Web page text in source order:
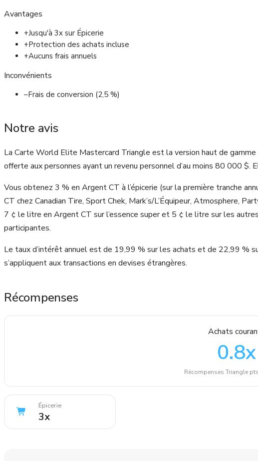
Avantages
+Jusqu'à 3x sur Épicerie
+Protection des achats incluse
+Aucuns frais annuels
Inconvénients
–Frais de conversion (2,5 %)
Notre avis
La Carte World Elite Mastercard Triangle est la version haut de
offerte aux personnes ayant un revenu personnel d’au moins 80 000 $.
Vous obtenez 3 % en Argent CT à l’épicerie (sur la première tranche
CT chez Canadian Tire, Sport Chek, Mark’s/L’Équipeur, Atmosphere,
7 ¢ le litre en Argent CT sur l’essence super et 5 ¢ le litre sur les
participantes.
Le taux d’intérêt annuel est de 19,99 % sur les achats et de 22,99 %
s’appliquent aux transactions en devises étrangères.
Récompenses
Achats
0.8x
Récompenses Triangle
Épicerie
3x